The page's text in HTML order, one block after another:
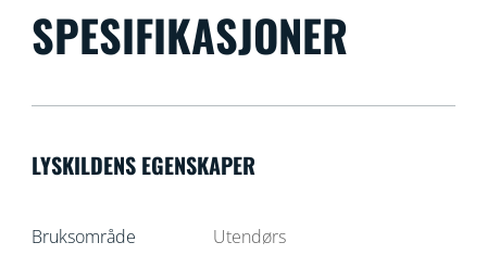
SPESIFIKASJONER
LYSKILDENS EGENSKAPER
Bruksområde Utendørs